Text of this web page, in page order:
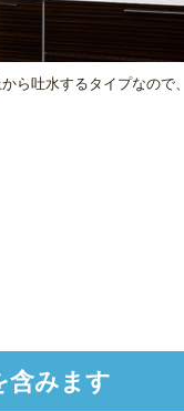
ら吐水するタイプなの
みます